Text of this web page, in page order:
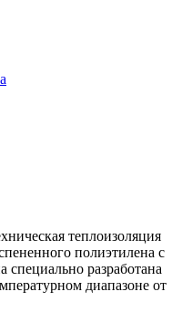
теплоизоляция
полиэтилена с
специально разработана
диапазоне от